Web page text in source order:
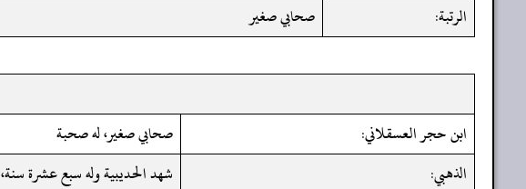
الرتبة:
صحابي صغير
ابن حجر العسقلاني:
صحابي صغير، له صحبة
الذهبي:
شهد الحديبية وله سبع عشرة سنة،